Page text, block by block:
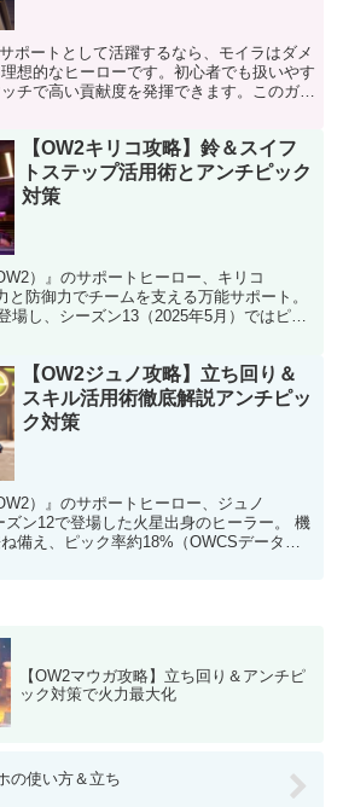
ポートとして活躍するなら、モイラはダメ
想的なヒーローです。初心者でも扱いやす
チで高い貢献度を発揮できます。このガイ
【OW2キリコ攻略】鈴＆スイフ
トステップ活用術とアンチピック
対策
）』のサポートヒーロー、キリコ
と防御力でチームを支える万能サポート。
場し、シーズン13（2025年5月）ではピッ
【OW2ジュノ攻略】立ち回り＆
スキル活用術徹底解説アンチピッ
ク対策
）』のサポートヒーロー、ジュノ
ズン12で登場した火星出身のヒーラー。 機
備え、ピック率約18%（OWCSデータ）
【OW2マウガ攻略】立ち回り＆アンチピ
ック対策で火力最大化
の使い方＆立ち